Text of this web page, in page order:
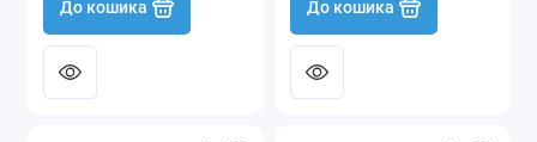
До кошика До кошика